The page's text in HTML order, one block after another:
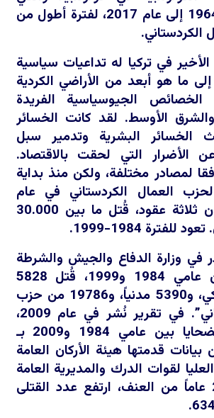
استمر من عام 1964 إلى عام 2017، لفترة أطول من
الكردستاني.
الأخير في تركيا له تداعيات سياسية
ما هو أبعد من الأراضي الكردية
الخصائص الجيوسياسية الفريدة
والشرق الأوسط. لقد كانت الخسائر
البشرية وتدمير سبل
الأضرار التي لحقت بالاقتصاد.
لمصادر مختلفة، ولكن منذ بداية
العمال الكردستاني في عام
1984، في غضون ثلاثة عقود، قُتل ما بين 30.000
وزارة الدفاع والجيش والشرطة
التركية أنه “بين عامي 1984 و1999، قُتل 5828
مسؤول أمني تركي، و5390 مدنياً، و19786 من حزب
العمال الكردستاني”. في تقرير نُشر في عام 2009،
قُدِّمت أعداد الضحايا بين عامي 1984 و2009 بـ
عن بيانات قدمتها هيئة الأركان العامة
لقوات الدرك والمديرية العامة
للأمن، خلال 26 عاماً من العنف، ارتفع عدد القتلى